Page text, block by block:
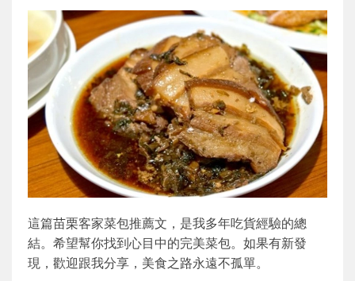
這篇苗栗客家菜包推薦文，是我多年吃貨經驗的總
結。希望幫你找到心目中的完美菜包。如果有新發
現，歡迎跟我分享，美食之路永遠不孤單。